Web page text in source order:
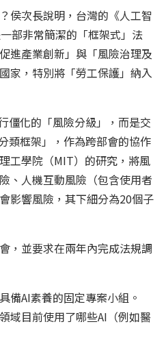
侯次長說明，台灣的《人工智
部非常簡潔的「框架式」法
進產業創新」與「風險治理及
家，特別將「勞工保護」納入
僵化的「風險分級」，而是交
類框架」，作為跨部會的協作
工學院（MIT）的研究，將風
、人機互動風險（包含使用者
影響風險，其下細分為20個子
，並要求在兩年內完成法規調
備AI素養的固定專案小組。
域目前使用了哪些AI（例如醫